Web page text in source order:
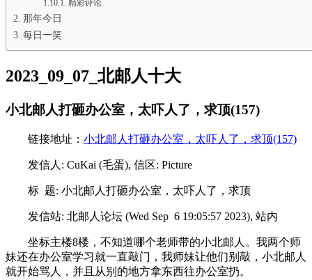
精彩评论
那年今日
每日一笑
2023_09_07_北邮人十大
小北邮人打砸办公室，太吓人了，求顶(157)
链接地址： 小北邮人打砸办公室，太吓人了，求顶(157)
发信人: CuKai (毛蛋), 信区: Picture
标 题: 小北邮人打砸办公室，太吓人了，求顶
发信站: 北邮人论坛 (Wed Sep 6 19:05:57 2023), 站内
坐标主楼8楼，不知道哪个老师带的小北邮人。我两个师
妹还在办公室学习就一直敲门，我师妹让他们别敲，小北邮人
就开始骂人，并且从别的地方拿东西往办公室扔。